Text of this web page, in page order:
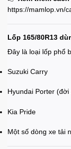
https://mamlop.vn/
Lốp 165/80R13
Đây là loại lốp phổ
Suzuki Carry
Hyundai Porter (đời
Kia Pride
Một số dòng xe tải